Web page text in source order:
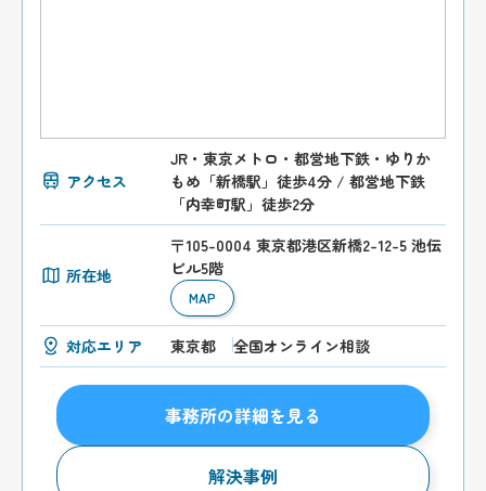
アクセス
JR・東京メトロ・都営地下鉄・ゆりか
もめ「新橋駅」徒歩4分 / 都営地下鉄
「内幸町駅」徒歩2分
所在地
〒105-0004 東京都港区新橋2-12-5 池伝
ビル5階
MAP
対応エリア 東京都 全国オンライン相談
事務所の詳細を見る
解決事例